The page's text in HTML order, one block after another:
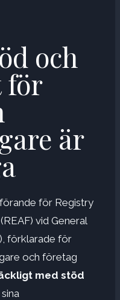
och
för
är
för Registry
vid General
förklarade för
och företag
med stöd